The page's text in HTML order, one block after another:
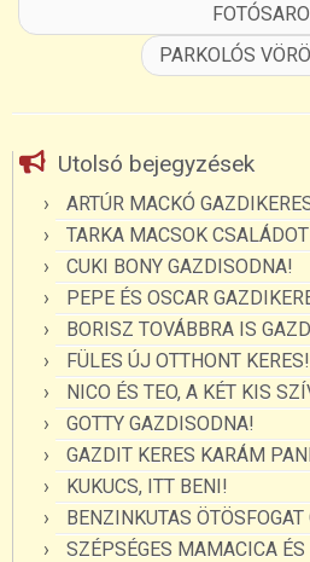
PARKOLÓS
Utolsó bejegyzések
ARTÚR MACKÓ
TARKA MACSOK
CUKI BONY GAZDISODNA!
PEPE ÉS OSCAR
BORISZ TOVÁBBRA IS
FÜLES ÚJ OTTHONT KERES!
NICO ÉS TEO, A KÉT KIS
GOTTY GAZDISODNA!
GAZDIT KERES KARÁM
KUKUCS, ITT BENI!
BENZINKUTAS
SZÉPSÉGES MAMACICA